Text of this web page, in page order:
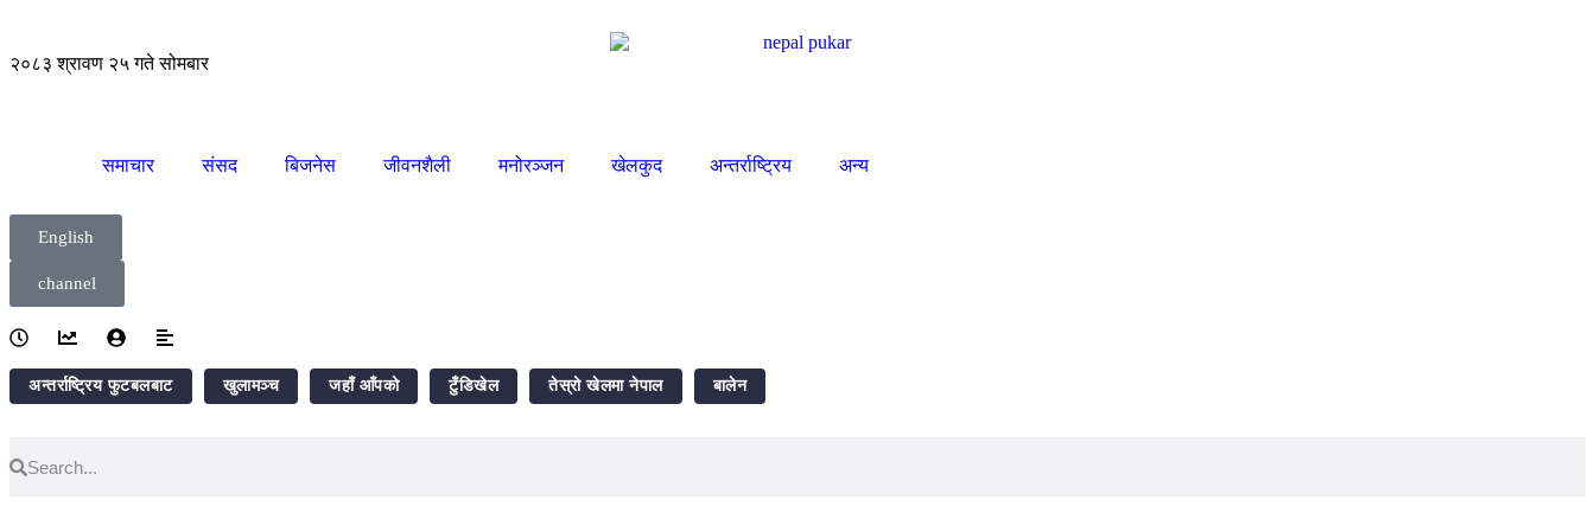
२०८३ श्रावण २५ गते सोमबार
समाचार संसद बिजनेस जीवनशैली मनोरञ्जन खेलकुद अन्तर्राष्ट्रिय अन्य
English
channel
अन्तर्राष्ट्रिय फुटबलबाट खुलामञ्च जहाँ आँपको टुँडिखेल तेस्रो खेलमा नेपाल बालेन